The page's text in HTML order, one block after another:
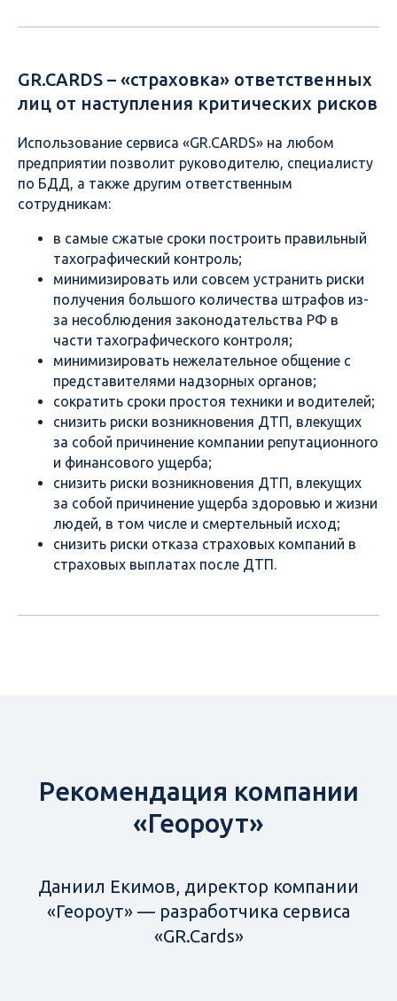
GR.CARDS – «страховка» ответственных
лиц от наступления критических рисков
Использование сервиса «GR.CARDS» на любом
предприятии позволит руководителю, специалисту
по БДД, а также другим ответственным
сотрудникам:
в самые сжатые сроки построить правильный
тахографический контроль;
минимизировать или совсем устранить риски
получения большого количества штрафов из-
за несоблюдения законодательства РФ в
части тахографического контроля;
минимизировать нежелательное общение с
представителями надзорных органов;
сократить сроки простоя техники и водителей;
снизить риски возникновения ДТП, влекущих
за собой причинение компании репутационного
и финансового ущерба;
снизить риски возникновения ДТП, влекущих
за собой причинение ущерба здоровью и жизни
людей, в том числе и смертельный исход;
снизить риски отказа страховых компаний в
страховых выплатах после ДТП.
Рекомендация компании
«Геороут»
Даниил Екимов, директор компании
«Геороут» — разработчика сервиса
«GR.Cards»